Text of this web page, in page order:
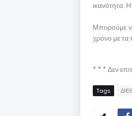
ικανότητα.
Μπορούμε
χρόνο με τα
* * * Δεν
Tags